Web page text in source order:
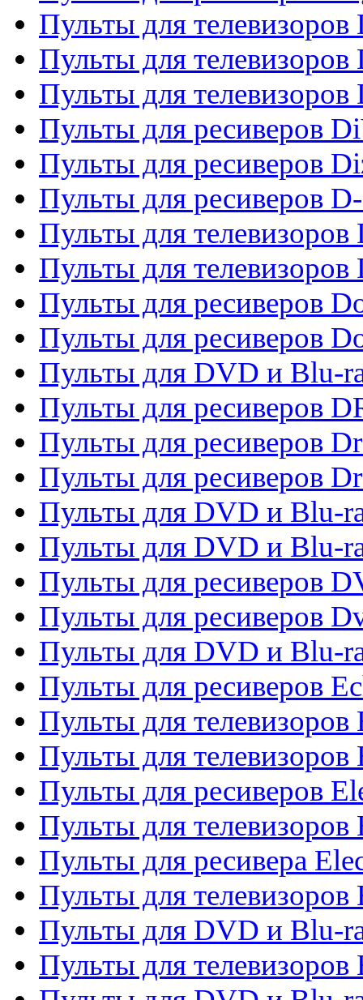
Пульты для
Пульты для
Пульты для телевизоров
Пульты для ресиверов
Пульты для ресиверов
Пульты для ресиверов
Пульты для телевизоров
Пульты для
Пульты для ресиверов
Пульты для ресиверов
Пульты для DVD и Blu-
Пульты для ресиверов
Пульты для ресиверов
Пульты для ресиверов
Пульты для DVD и Blu-
Пульты для DVD и Blu-
Пульты для ресиверов
Пульты для ресиверов
Пульты для DVD и Blu-
Пульты для ресиверов
Пульты для телевизоров
Пульты для телевизоров
Пульты для ресиверов
Пульты для телевизоров
Пульты для ресивера
Пульты для телевизоров
Пульты для DVD и Blu-
Пульты для телевизоров